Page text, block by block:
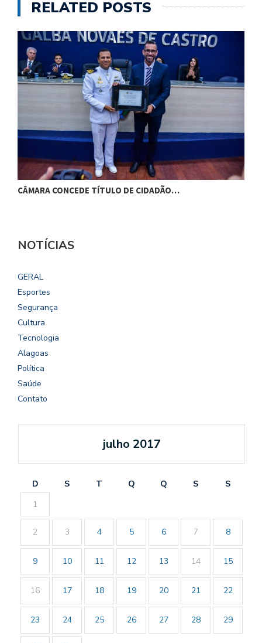
RELATED POSTS
CÂMARA CONCEDE TÍTULO DE CIDADÃO…
NOTÍCIAS
GERAL
Esportes
Segurança
Cultura
Tecnologia
Alagoas
Política
Saúde
Contato
julho 2017
D S T Q Q S
S
1
2 3 4 5 6 7 8
9 10 11 12 13 14 15
16 17 18 19 20 21 22
23 24 25 26 27 28 29